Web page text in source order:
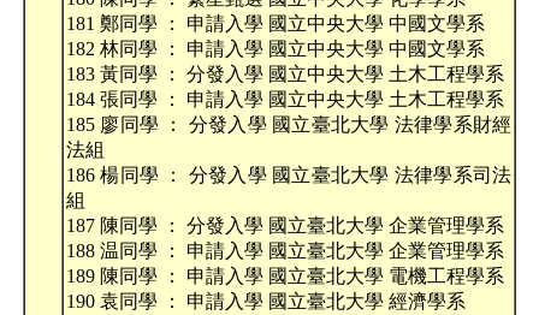
181 鄭同學 ： 申請入學 國立中央大學 中國文學系
182 林同學 ： 申請入學 國立中央大學 中國文學系
183 黃同學 ： 分發入學 國立中央大學 土木工程學系
184 張同學 ： 申請入學 國立中央大學 土木工程學系
185 廖同學 ： 分發入學 國立臺北大學 法律學系財經
法組
186 楊同學 ： 分發入學 國立臺北大學 法律學系司法
組
187 陳同學 ： 分發入學 國立臺北大學 企業管理學系
188 温同學 ： 申請入學 國立臺北大學 企業管理學系
189 陳同學 ： 申請入學 國立臺北大學 電機工程學系
190 袁同學 ： 申請入學 國立臺北大學 經濟學系